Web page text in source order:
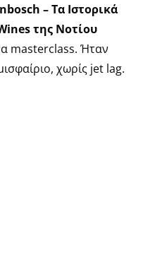
– Τα Ιστορικά
της Νοτίου
masterclass. Ήταν
χωρίς jet lag.